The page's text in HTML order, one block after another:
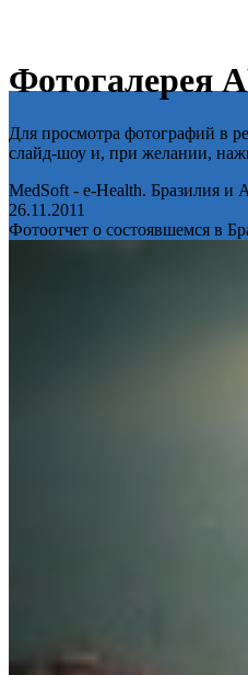
Фотогалерея
Для просмотра фотографий в
слайд-шоу и, при желании,
MedSoft - e-Health. Бразилия и
26.11.2011
Фотоотчет о состоявшемся в